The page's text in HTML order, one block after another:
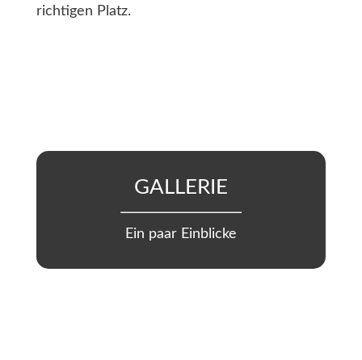
richtigen Platz.
GALLERIE
Ein paar Einblicke